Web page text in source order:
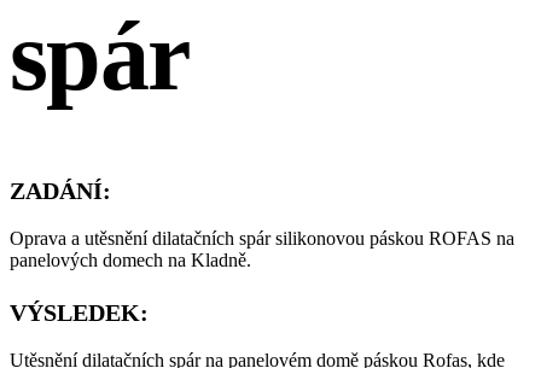
spár
ZADÁNÍ:
Oprava a utěsnění dilatačních spár silikonovou páskou ROFAS na
panelových domech na Kladně.
VÝSLEDEK:
Utěsnění dilatačních spár na panelovém domě páskou Rofas, kde